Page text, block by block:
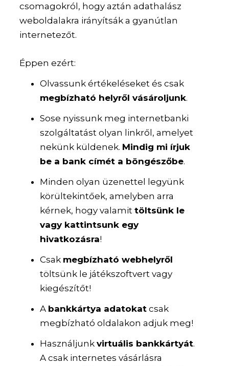
csomagokról, hogy aztán adathalász
weboldalakra irányítsák a gyanútlan
internetezőt.
Éppen ezért:
Olvassunk értékeléseket és csak
megbízható helyről vásároljunk.
Sose nyissunk meg internetbanki
szolgáltatást olyan linkről, amelyet
nekünk küldenek. Mindig mi írjuk
be a bank címét a böngészőbe.
Minden olyan üzenettel legyünk
körültekintőek, amelyben arra
kérnek, hogy valamittöltsünk le
vagy kattintsunk egy
hivatkozásra!
Csak megbízható webhelyről
töltsünk le játékszoftvert vagy
kiegészítőt!
A bankkártya adatokat csak
megbízható oldalakon adjuk meg!
Használjunkvirtuális bankkártyát.
A csak internetes vásárlásra